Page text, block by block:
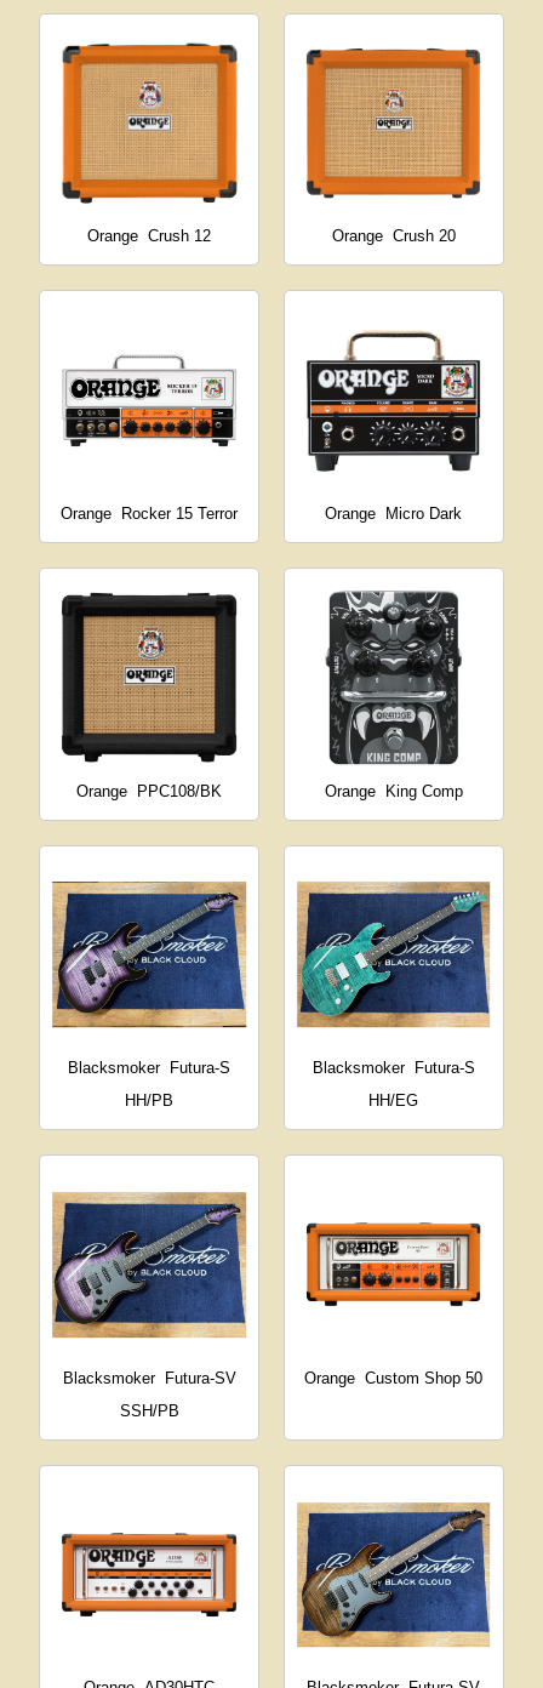
Orange Crush 12 Orange Crush 20
Orange Rocker 15 Terror Orange Micro Dark
Orange PPC108/BK Orange King Comp
Blacksmoker
Futura-S
HH/PB
Blacksmoker
Futura-S
HH/EG
Blacksmoker
Futura-SV
SSH/PB
Orange Custom Shop 50